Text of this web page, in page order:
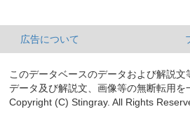
広告について
このデータベースのデータおよび解説
データ及び解説文、画像等の無断転用を
Copyright (C) Stingray. All Rights